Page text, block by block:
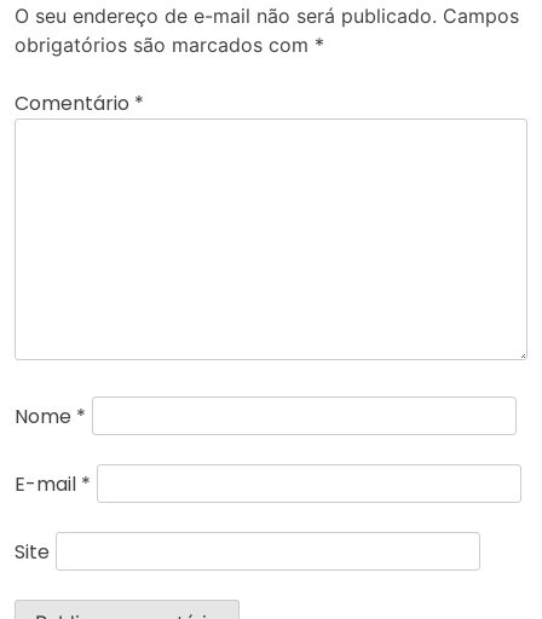
O seu endereço de e-mail não será publicado. Campos
obrigatórios são marcados com *
Comentário *
Nome *
E-mail *
Site